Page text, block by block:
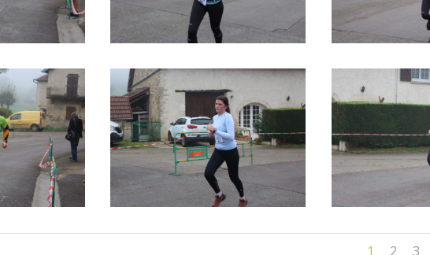
1 2 3